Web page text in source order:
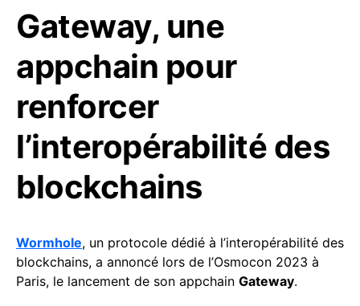
Gateway, une
appchain pour
renforcer
l’interopérabilité des
blockchains
Wormhole, un protocole dédié à l’interopérabilité des
blockchains, a annoncé lors de l’Osmocon 2023 à
Paris, le lancement de son appchain Gateway.